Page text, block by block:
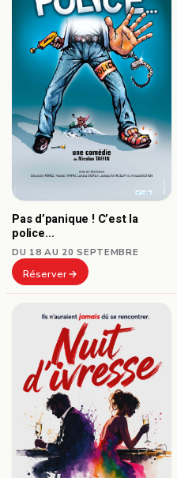
Pas d’panique ! C’est la
police…
DU 18 AU 20 SEPTEMBRE
Réserver